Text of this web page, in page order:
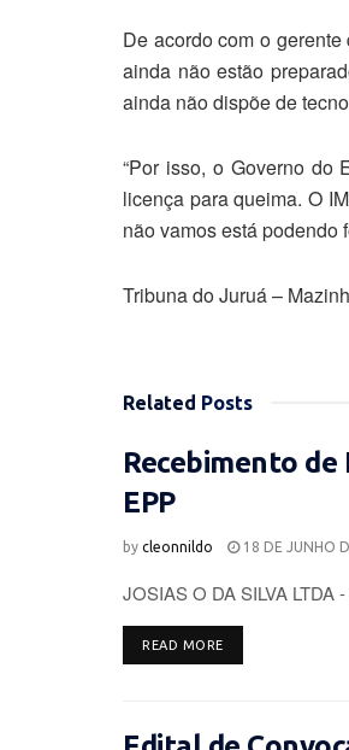
De acordo com o
ainda não estão
ainda não dispõe de
“Por isso, o Governo do
licença para queima. O
não vamos está podendo
Tribuna do Juruá –
Related Posts
Recebimento de
EPP
by cleonnildo 18 DE JUNHO
JOSIAS O DA SILVA LTDA
READ MOREDETAILS